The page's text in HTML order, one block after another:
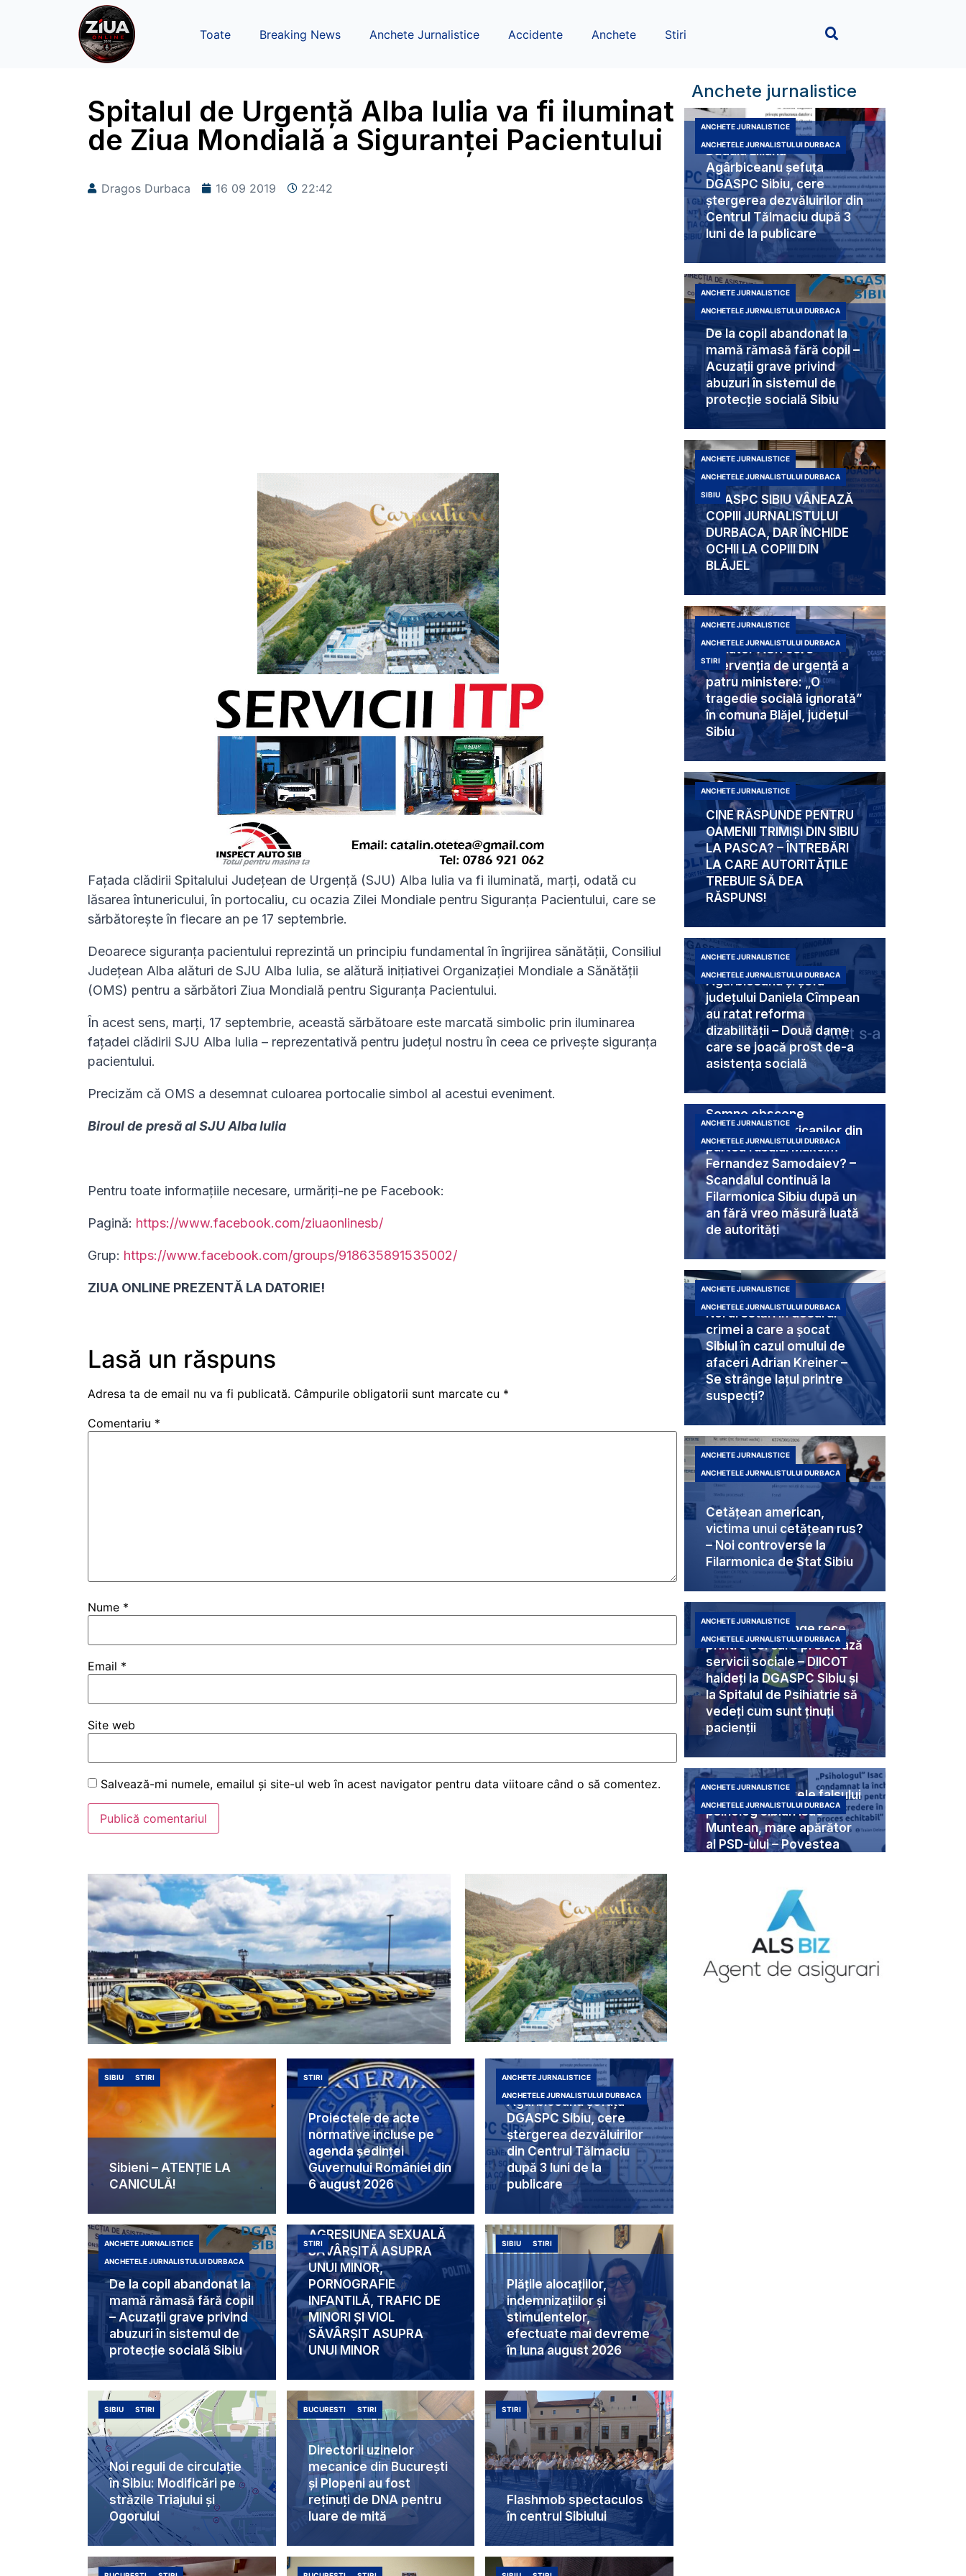
Toate Breaking News Anchete Jurnalistice Accidente Anchete Stiri
Spitalul de Urgență Alba Iulia va fi iluminat
de Ziua Mondială a Siguranței Pacientului
Dragos Durbaca 16 09 2019 22:42
Fațada clădirii Spitalului Județean de Urgență (SJU) Alba Iulia va fi iluminată, marți, odată cu
lăsarea întunericului, în portocaliu, cu ocazia Zilei Mondiale pentru Siguranța Pacientului, care se
sărbătorește în fiecare an pe 17 septembrie.
Deoarece siguranța pacientului reprezintă un principiu fundamental în îngrijirea sănătății, Consiliul
Județean Alba alături de SJU Alba Iulia, se alătură inițiativei Organizației Mondiale a Sănătății
(OMS) pentru a sărbători Ziua Mondială pentru Siguranța Pacientului.
În acest sens, marți, 17 septembrie, această sărbătoare este marcată simbolic prin iluminarea
fațadei clădirii SJU Alba Iulia – reprezentativă pentru județul nostru în ceea ce privește siguranța
pacientului.
Precizăm că OMS a desemnat culoarea portocalie simbol al acestui eveniment.
Biroul de presă al SJU Alba Iulia
Pentru toate informațiile necesare, urmăriți-ne pe Facebook:
Pagină: https://www.facebook.com/ziuaonlinesb/
Grup: https://www.facebook.com/groups/918635891535002/
ZIUA ONLINE PREZENTĂ LA DATORIE!
Lasă un răspuns
Adresa ta de email nu va fi publicată. Câmpurile obligatorii sunt marcate cu *
Comentariu *
Nume *
Email *
Site web
Salvează-mi numele, emailul și site-ul web în acest navigator pentru data viitoare când o să comentez.
Anchete jurnalistice
Duduia Liliana
Agârbiceanu șefuța
DGASPC Sibiu, cere
ștergerea dezvăluirilor din
Centrul Tălmaciu după 3
luni de la publicare
ANCHETE JURNALISTICE
ANCHETELE JURNALISTULUI DURBACA
De la copil abandonat la
mamă rămasă fără copil –
Acuzații grave privind
abuzuri în sistemul de
protecție socială Sibiu
ANCHETE JURNALISTICE
ANCHETELE JURNALISTULUI DURBACA
DGASPC SIBIU VÂNEAZĂ
COPIII JURNALISTULUI
DURBACA, DAR ÎNCHIDE
OCHII LA COPIII DIN
BLĂJEL
ANCHETE JURNALISTICE
ANCHETELE JURNALISTULUI DURBACA
SIBIU
Senator AUR cere
intervenția de urgență a
patru ministere: „O
tragedie socială ignorată”
în comuna Blăjel, județul
Sibiu
ANCHETE JURNALISTICE
ANCHETELE JURNALISTULUI DURBACA
STIRI
CINE RĂSPUNDE PENTRU
OAMENII TRIMIȘI DIN SIBIU
LA PASCA? – ÎNTREBĂRI
LA CARE AUTORITĂȚILE
TREBUIE SĂ DEA
RĂSPUNS!
ANCHETE JURNALISTICE
Agărbiceanu și șefa
județului Daniela Cîmpean
au ratat reforma
dizabilității – Două dame
care se joacă prost de-a
asistența socială
ANCHETE JURNALISTICE
ANCHETELE JURNALISTULUI DURBACA
Semne obscene
destinate americanilor din
partea rusului Makcim
Fernandez Samodaiev? –
Scandalul continuă la
Filarmonica Sibiu după un
an fără vreo măsură luată
de autorități
ANCHETE JURNALISTICE
ANCHETELE JURNALISTULUI DURBACA
Noi arestări în dosarul
crimei a care a șocat
Sibiul în cazul omului de
afaceri Adrian Kreiner –
Se strânge lațul printre
suspecți?
ANCHETE JURNALISTICE
ANCHETELE JURNALISTULUI DURBACA
Cetățean american,
victima unui cetățean rus?
– Noi controverse la
Filarmonica de Stat Sibiu
ANCHETE JURNALISTICE
ANCHETELE JURNALISTULUI DURBACA
Criminali cu sânge rece
printre cei care prestează
servicii sociale – DIICOT
haideți la DGASPC Sibiu și
la Spitalul de Psihiatrie să
vedeți cum sunt ținuți
pacienții
ANCHETE JURNALISTICE
ANCHETELE JURNALISTULUI DURBACA
Umbra din spatele falsului
psiholog sibian Isac
Muntean, mare apărător
al PSD-ului – Povestea
ANCHETE JURNALISTICE
ANCHETELE JURNALISTULUI DURBACA
ANCHETE JURNALISTICE
Sibieni – ATENȚIE LA
CANICULĂ!
SIBIU STIRI
Proiectele de acte
normative incluse pe
agenda ședinței
Guvernului României din
6 august 2026
STIRI
Duduia Liliana
Agârbiceanu șefuța
DGASPC Sibiu, cere
ștergerea dezvăluirilor
din Centrul Tălmaciu
după 3 luni de la
publicare
ANCHETE JURNALISTICE
ANCHETELE JURNALISTULUI DURBACA
De la copil abandonat la
mamă rămasă fără copil
– Acuzații grave privind
abuzuri în sistemul de
protecție socială Sibiu
ANCHETE JURNALISTICE
ANCHETELE JURNALISTULUI DURBACA
CERCETAT PENTRU
AGRESIUNEA SEXUALĂ
SĂVÂRȘITĂ ASUPRA
UNUI MINOR,
PORNOGRAFIE
INFANTILĂ, TRAFIC DE
MINORI ȘI VIOL
SĂVÂRȘIT ASUPRA
UNUI MINOR
STIRI
Plățile alocațiilor,
indemnizațiilor și
stimulentelor,
efectuate mai devreme
în luna august 2026
SIBIU STIRI
Noi reguli de circulație
în Sibiu: Modificări pe
străzile Triajului și
Ogorului
SIBIU STIRI
Directorii uzinelor
mecanice din București
și Plopeni au fost
reținuți de DNA pentru
luare de mită
BUCURESTI STIRI
Flashmob spectaculos
în centrul Sibiului
STIRI